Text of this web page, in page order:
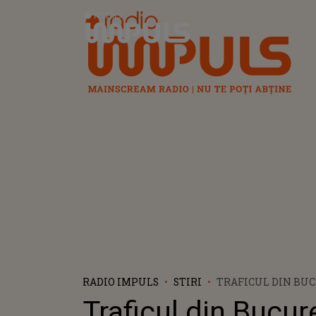
Radio Impuls
RADIO IMPULS STIRI
TRAFICUL DIN
ROS CABLURILE